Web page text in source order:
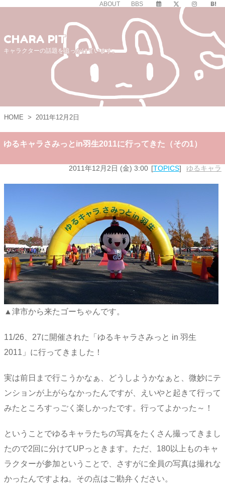
ABOUT BBS
CHARA PIT
キャラクターの話題を追っかけています。
HOME > 2011年12月2日
ゆるキャラさみっとin羽生2011に行ってきた（その1）
2011年12月2日 (金) 3:00 TOPICS ゆるキャラ
▲津市から来たゴーちゃんです。
11/26、27に開催された「ゆるキャラさみっと in 羽生
2011」に行ってきました！
実は前日まで行こうかなぁ、どうしようかなぁと、微妙にテ
ンションが上がらなかったんですが、えいやと起きて行って
みたところすっごく楽しかったです。行ってよかった～！
ということでゆるキャラたちの写真をたくさん撮ってきまし
たので2回に分けてUPっときます。ただ、180以上ものキャ
ラクターが参加ということで、さすがに全員の写真は撮れな
かったんですよね。その点はご勘弁ください。